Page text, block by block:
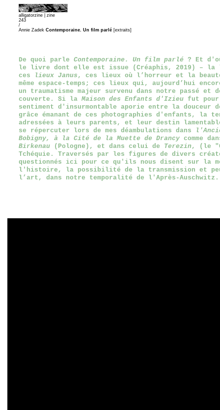
alligatorzine | zine
243
/
Annie Zadek Contemporaine. Un film parlé [extraits]
De quoi parle Contemporaine. Un film parlé ? Et
le livre dont elle est issue (Créaphis, 2019) – la
ces
lieux Janus , ces lieux où l’horreur et la
même espace-temps; ces lieux qui, aujourd’hui
un traumatisme majeur survenu dans notre passé et
couverte. Si la Maison des Enfants d'Izieu fut
sentiment d'insurmontable aporie entre la douceur
grâce émanant de ces photographies d'enfants, la
adressées à leurs parents, et leur destin
se répercuter lors de mes déambulations dans
Bobigny, à la Cité de la Muette de Drancy comme
Birkenau (Pologne), et dans celui de Terezin, (le
Tchéquie. Traversés par les figures de divers
questionnés ici pour ce qu'ils nous disent sur la
l'histoire, la possibilité de la transmission et
l’art, dans notre temporalité de l'Après-Auschwitz.